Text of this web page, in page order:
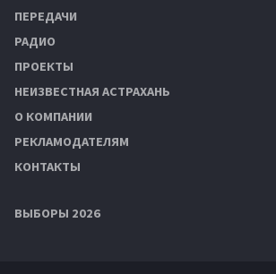
ПЕРЕДАЧИ
РАДИО
ПРОЕКТЫ
НЕИЗВЕСТНАЯ АСТРАХАНЬ
О КОМПАНИИ
РЕКЛАМОДАТЕЛЯМ
КОНТАКТЫ
ВЫБОРЫ 2026